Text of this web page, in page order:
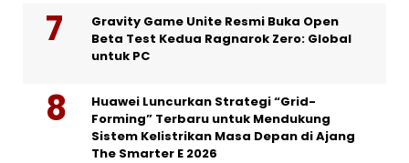
Gravity Game Unite Resmi Buka Open
Beta Test Kedua Ragnarok Zero: Global
untuk PC
Huawei Luncurkan Strategi “Grid-
Forming” Terbaru untuk Mendukung
Sistem Kelistrikan Masa Depan di Ajang
The Smarter E 2026